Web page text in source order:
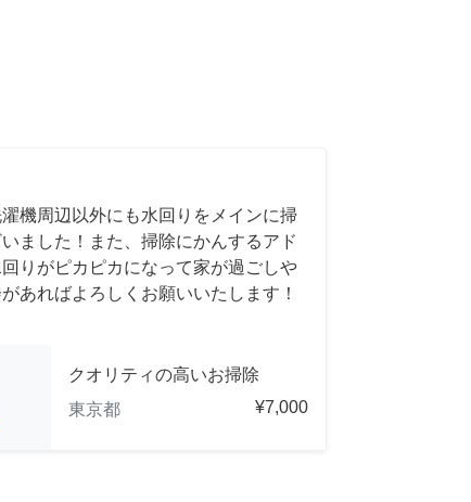
機周辺以外にも水回りをメインに掃
ました！また、掃除にかんするアド
りがピカピカになって家が過ごしや
あればよろしくお願いいたします！
クオリティの高いお掃除
東京都
¥7,000